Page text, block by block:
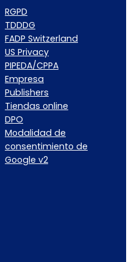
RGPD
TDDDG
FADP Switzerland
US Privacy
PIPEDA/CPPA
Empresa
Publishers
Tiendas online
DPO
Modalidad de
consentimiento de
Google v2